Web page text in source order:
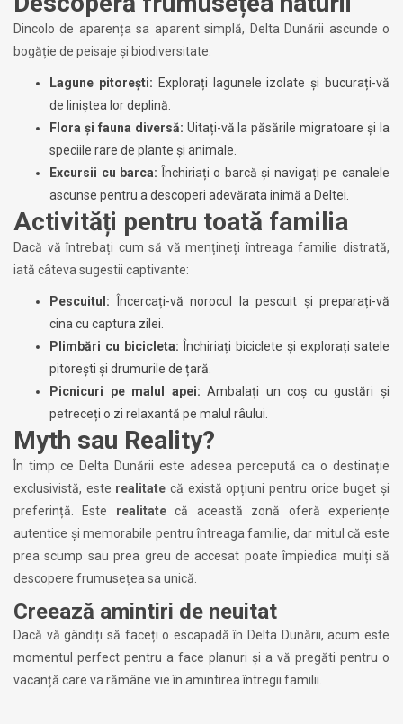
Dincolo de aparența sa aparent simplă, Delta Dunării ascunde o
bogăție de peisaje și biodiversitate.
Lagune pitorești: Explorați lagunele izolate și bucurați-vă
de liniștea lor deplină.
Flora și fauna diversă: Uitați-vă la păsările migratoare și la
speciile rare de plante și animale.
Excursii cu barca: Închiriați o barcă și navigați pe canalele
ascunse pentru a descoperi adevărata inimă a Deltei.
Activități pentru toată familia
Dacă vă întrebați cum să vă mențineți întreaga familie distrată,
iată câteva sugestii captivante:
Pescuitul: Încercați-vă norocul la pescuit și preparați-vă
cina cu captura zilei.
Plimbări cu bicicleta: Închiriați biciclete și explorați satele
pitorești și drumurile de țară.
Picnicuri pe malul apei: Ambalați un coș cu gustări și
petreceți o zi relaxantă pe malul râului.
Myth sau Reality?
În timp ce Delta Dunării este adesea percepută ca o destinație
exclusivistă, este realitate că există opțiuni pentru orice buget și
preferință. Este realitatecă această zonă oferă experiențe
autentice și memorabile pentru întreaga familie, dar mitul că este
prea scump sau prea greu de accesat poate împiedica mulți să
descopere frumusețea sa unică.
Creează amintiri de neuitat
Dacă vă gândiți să faceți o escapadă în Delta Dunării, acum este
momentul perfect pentru a face planuri și a vă pregăti pentru o
vacanță care va rămâne vie în amintirea întregii familii.